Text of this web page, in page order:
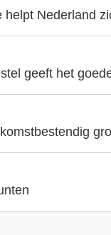
Nederland
geeft het